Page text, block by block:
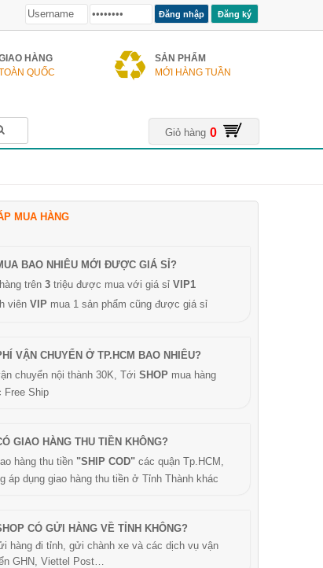
Đăng ký
HÀNG
QUỐC
SẢN PHẨM
MỚI HÀNG TUẦN
Giỏ hàng 0
MUA HÀNG
BAO NHIÊU MỚI ĐƯỢC GIÁ SỈ?
trên 3 triệu được mua với giá sỉ VIP1
viên VIP mua 1 sản phẩm cũng được giá sỉ
VẬN CHUYỂN Ở TP.HCM BAO NHIÊU?
chuyển nội thành 30K, Tới SHOP mua hàng
Free Ship
GIAO HÀNG THU TIỀN KHÔNG?
hàng thu tiền "SHIP COD" các quận Tp.HCM,
áp dụng giao hàng thu tiền ở Tỉnh Thành khác
CÓ GỬI HÀNG VỀ TỈNH KHÔNG?
hàng đi tỉnh, gửi chành xe và các dịch vụ vận
GHN, Viettel Post…